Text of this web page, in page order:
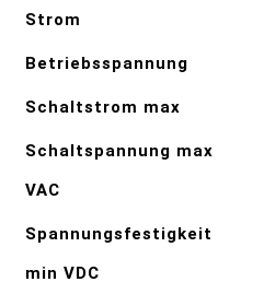
Strom
Betriebsspannung
Schaltstrom max
Schaltspannung max
VAC
Spannungsfestigkeit
min VDC